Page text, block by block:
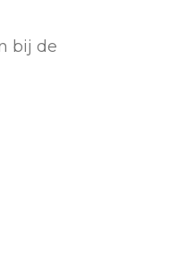
bij de